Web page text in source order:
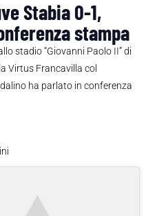
Stabia 0-1,
stampa
stadio “Giovanni Paolo II” di
Virtus Francavilla col
ha parlato in conferenza